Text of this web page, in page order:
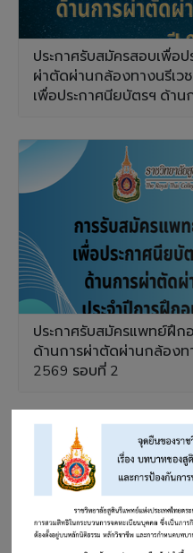
ประกาศรับสมัครสอบเพื่อ
ผ่าตัดผ่านกล้องทางนรีเ
เพื่อประกาศนียบัตรฯ ด้า
ประกาศรับสมัครแพทย์ฝึก
ด้านการผ่าตัดผ่านกล้องทางนรีเวช ประจ
2569 รอบที่ 2